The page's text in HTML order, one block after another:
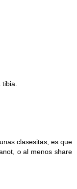
clasesitas, es que
o al menos share